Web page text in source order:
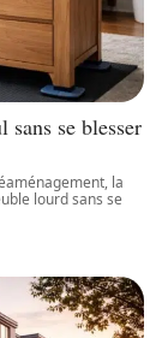
se blesser
la
lourd sans se